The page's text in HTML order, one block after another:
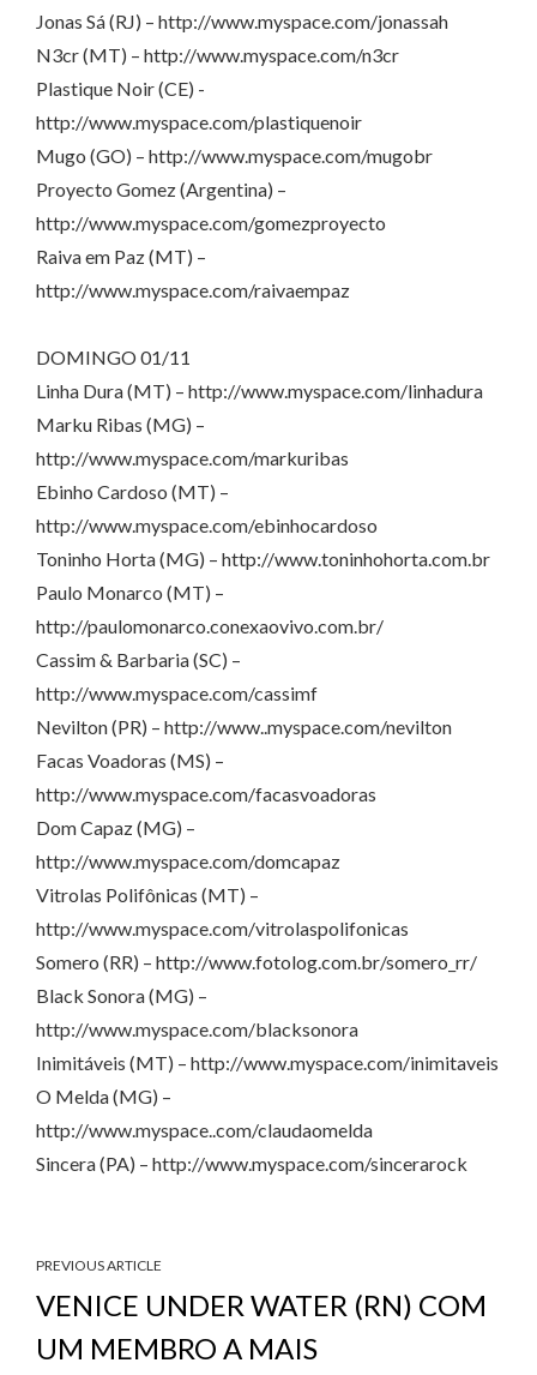
Jonas Sá (RJ) – http://www.myspace.com/jonassah
N3cr (MT) – http://www.myspace.com/n3cr
Plastique Noir (CE) -
http://www.myspace.com/plastiquenoir
Mugo (GO) – http://www.myspace.com/mugobr
Proyecto Gomez (Argentina) –
http://www.myspace.com/gomezproyecto
Raiva em Paz (MT) –
http://www.myspace.com/raivaempaz
DOMINGO 01/11
Linha Dura (MT) – http://www.myspace.com/linhadura
Marku Ribas (MG) –
http://www.myspace.com/markuribas
Ebinho Cardoso (MT) –
http://www.myspace.com/ebinhocardoso
Toninho Horta (MG) – http://www.toninhohorta.com.br
Paulo Monarco (MT) –
http://paulomonarco.conexaovivo.com.br/
Cassim & Barbaria (SC) –
http://www.myspace.com/cassimf
Nevilton (PR) – http://www..myspace.com/nevilton
Facas Voadoras (MS) –
http://www.myspace.com/facasvoadoras
Dom Capaz (MG) –
http://www.myspace.com/domcapaz
Vitrolas Polifônicas (MT) –
http://www.myspace.com/vitrolaspolifonicas
Somero (RR) – http://www.fotolog.com.br/somero_rr/
Black Sonora (MG) –
http://www.myspace.com/blacksonora
Inimitáveis (MT) – http://www.myspace.com/inimitaveis
O Melda (MG) –
http://www.myspace..com/claudaomelda
Sincera (PA) – http://www.myspace.com/sincerarock
PREVIOUS ARTICLE
VENICE UNDER WATER (RN) COM
UM MEMBRO A MAIS